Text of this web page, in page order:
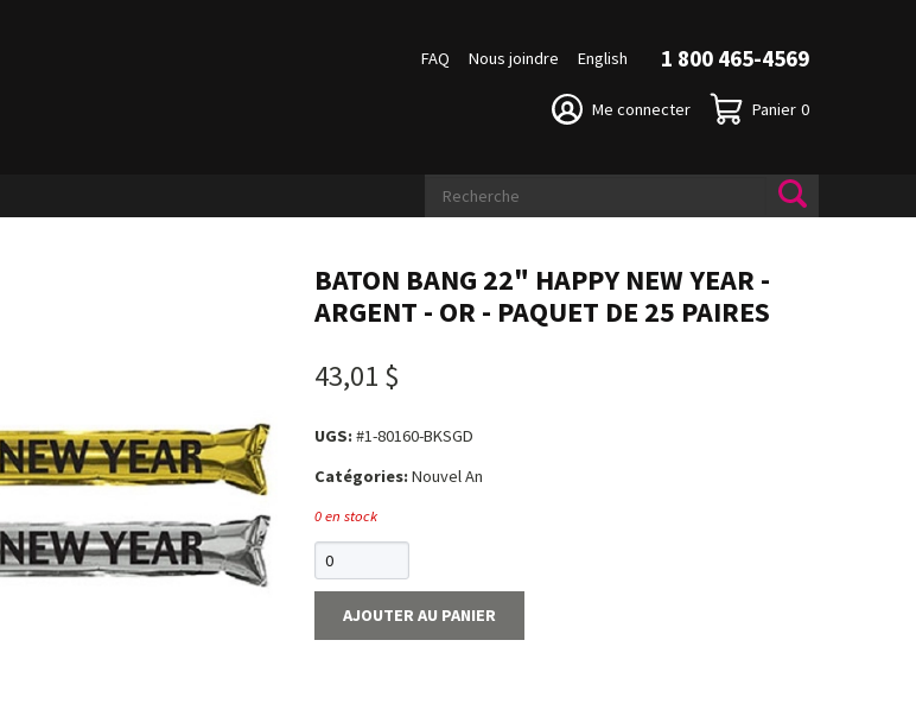
FAQ Nous joindre English 1 800 465-4569
Me connecter Panier 0
BATON BANG 22" HAPPY NEW YEAR -
ARGENT - OR - PAQUET DE 25 PAIRES
43,01 $
UGS:#1-80160-BKSGD
Catégories:Nouvel An
0 en stock
AJOUTER AU PANIER